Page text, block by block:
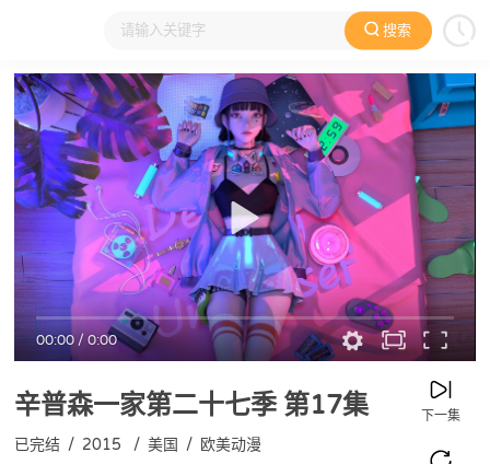
搜索
大家在看 日本动漫 国产动漫 欧美动漫 动漫电影
00:00/0:00
辛普森一家第二十七季第17集 下一集
已完结 / 2015 / 美国 / 欧美动漫